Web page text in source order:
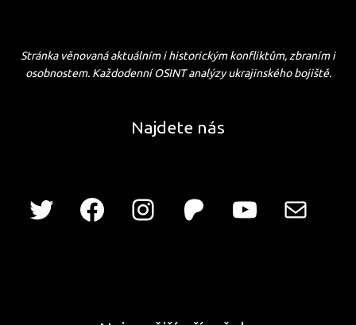
Stránka věnovaná aktuálním i historickým konfliktům, zbraním i
osobnostem. Každodenní OSINT analýzy ukrajinského bojiště.
Najdete nás